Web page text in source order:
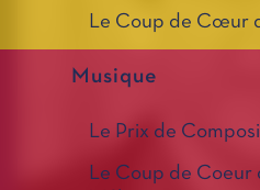
Le Coup de Cœur
Musique
Le Prix de
Le Coup de Coeur